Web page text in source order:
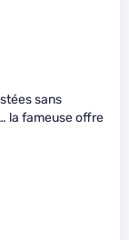
sans
la fameuse offre